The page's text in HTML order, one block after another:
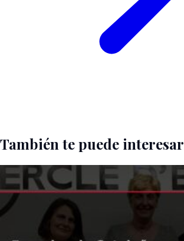
También te puede interesar